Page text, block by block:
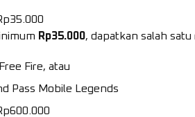
Rp35.000, dapatkan salah
Fire, atau
Pass Mobile Legends